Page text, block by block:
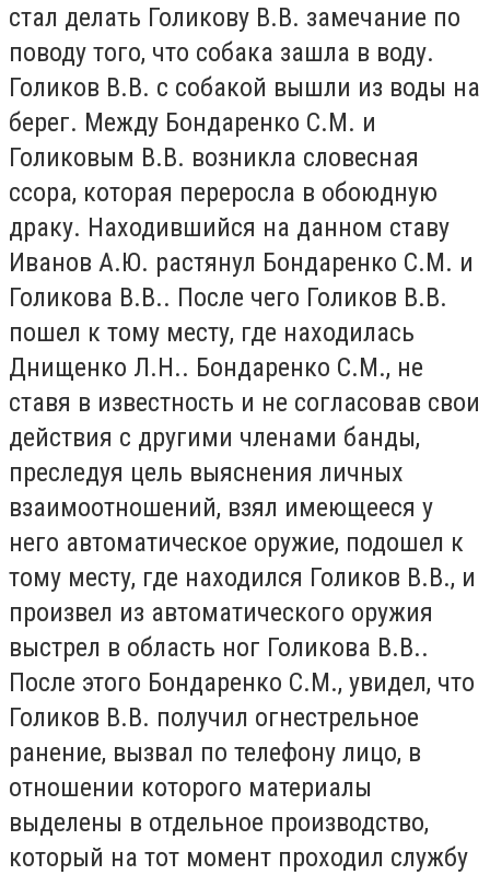
стал делать Голикову В.В. замечание по
поводу того, что собака зашла в воду.
Голиков В.В. с собакой вышли из воды на
берег. Между Бондаренко С.М. и
Голиковым В.В. возникла словесная
ссора, которая переросла в обоюдную
драку. Находившийся на данном ставу
Иванов А.Ю. растянул Бондаренко С.М. и
Голикова В.В.. После чего Голиков В.В.
пошел к тому месту, где находилась
Днищенко Л.Н.. Бондаренко С.М., не
ставя в известность и не согласовав свои
действия с другими членами банды,
преследуя цель выяснения личных
взаимоотношений, взял имеющееся у
него автоматическое оружие, подошел к
тому месту, где находился Голиков В.В., и
произвел из автоматического оружия
выстрел в область ног Голикова В.В..
После этого Бондаренко С.М., увидел, что
Голиков В.В. получил огнестрельное
ранение, вызвал по телефону лицо, в
отношении которого материалы
выделены в отдельное производство,
который на тот момент проходил службу